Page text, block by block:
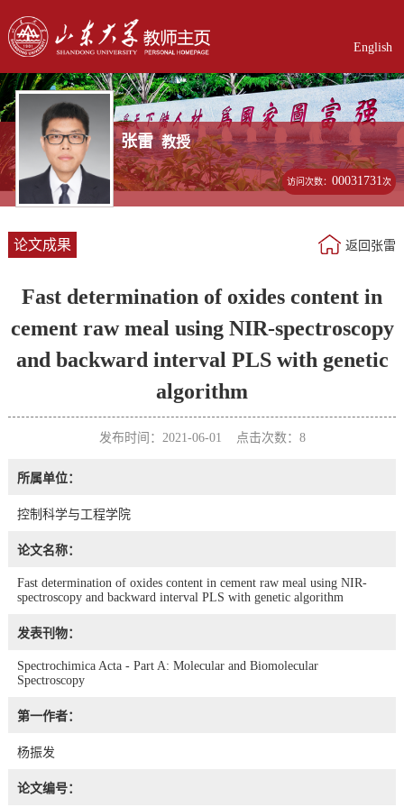
English
张雷 教授
访问次数：00031731次
论文成果 返回张雷
Fast determination of oxides content in
cement raw meal using NIR-spectroscopy
and backward interval PLS with genetic
algorithm
发布时间：2021-06-01 点击次数： 8
所属单位：
控制科学与工程学院
论文名称：
Fast determination of oxides content in cement raw meal using NIR-
spectroscopy and backward interval PLS with genetic algorithm
发表刊物：
Spectrochimica Acta - Part A: Molecular and Biomolecular
Spectroscopy
第一作者：
杨振发
论文编号：